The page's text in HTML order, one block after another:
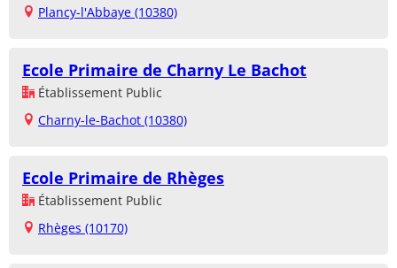
Plancy-l'Abbaye (10380)
Ecole Primaire de Charny Le Bachot
Établissement Public
Charny-le-Bachot (10380)
Ecole Primaire de Rhèges
Établissement Public
Rhèges (10170)